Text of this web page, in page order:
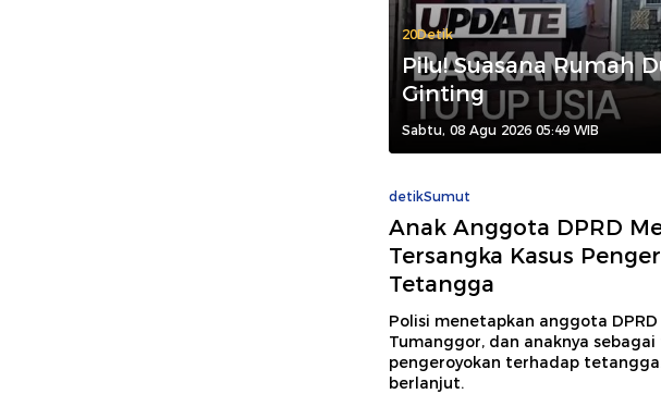
20Detik
Pilu! Suasana Rumah
Ginting
Sabtu, 08 Agu 2026 05:49 WIB
detikSumut
Anak Anggota DPRD
Tersangka Kasus
Tetangga
Polisi menetapkan anggota
Tumanggor, dan anaknya
pengeroyokan terhadap
berlanjut.